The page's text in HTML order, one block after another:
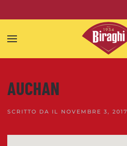
Skip to main content
AUCHAN
SCRITTO DA IL NOVEMBRE 3, 2017